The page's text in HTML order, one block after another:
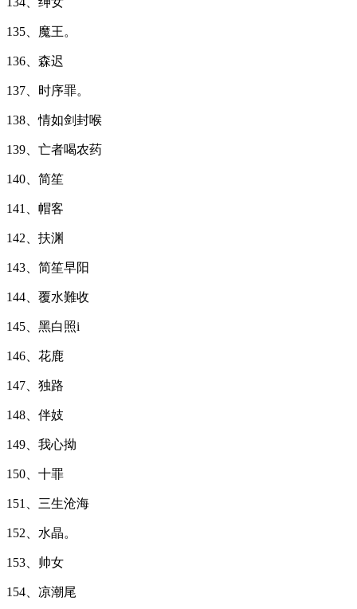
135、魔王。
136、森迟
137、时序罪。
138、情如剑封喉
139、亡者喝农药
140、简笙
141、帽客
142、扶渊
143、简笙早阳
144、覆水難收
145、黑白照i
146、花鹿
147、独路
148、伴妓
149、我心拗
150、十罪
151、三生沧海
152、水晶。
153、帅女
154、凉潮尾